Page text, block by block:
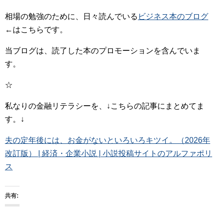
相場の勉強のために、日々読んでいる ビジネス本のブログ
←はこちらです。
当ブログは、読了した本のプロモーションを含んでいま
す。
☆
私なりの金融リテラシーを、↓こちらの記事にまとめてま
す。↓
夫の定年後には、お金がないといろいろキツイ。（2026年
改訂版） | 経済・企業小説 | 小説投稿サイトのアルファポリ
ス
共有: